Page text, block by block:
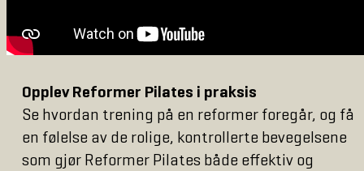
Opplev Reformer Pilates i praksis
Se hvordan trening på en reformer foregår, og få
en følelse av de rolige, kontrollerte bevegelsene
som gjør Reformer Pilates både effektiv og